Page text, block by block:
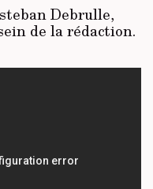
Debrulle,
de la rédaction.